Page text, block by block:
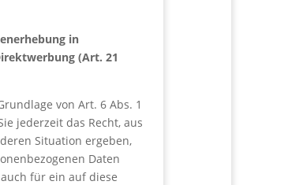
in
(Art. 21
von Art. 6 Abs. 1
jederzeit das Recht, aus
Situation ergeben,
Daten
für ein auf diese